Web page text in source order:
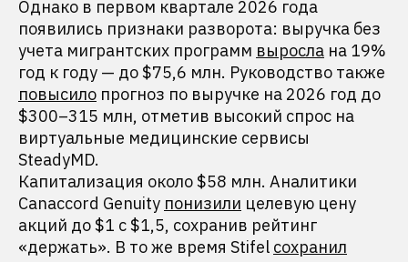
Однако в первом квартале 2026 года
появились признаки разворота: выручка без
учета мигрантских программ выросла на 19%
год к году — до $75,6 млн. Руководство также
повысило прогноз по выручке на 2026 год до
$300–315 млн, отметив высокий спрос на
виртуальные медицинские сервисы
SteadyMD.
Капитализация около $58 млн. Аналитики
Canaccord Genuity понизили целевую цену
акций до $1 с $1,5, сохранив рейтинг
«держать». В то же время Stifel сохранил